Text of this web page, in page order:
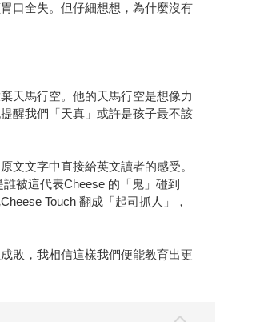
口全失。但仔細想想，為什麼沒有
天馬行空。他的天馬行空是想像力
醒我們「天真」或許是孩子最不該
文文字中直接給英文讀者的感受。
被這代表Cheese 的「鬼」碰到
Touch 翻成「起司抓人」，
敗，我相信這樣我們便能教育出更